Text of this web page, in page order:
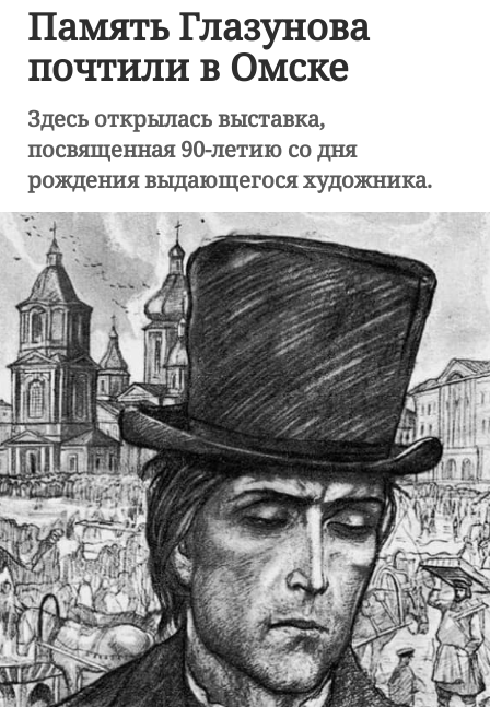
Память Глазунова
почтили в Омске
Здесь открылась выставка,
посвященная 90-летию со дня
рождения выдающегося художника.